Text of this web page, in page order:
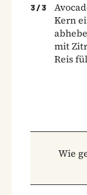
3/ 3
Kern
mit
Reis
Wie